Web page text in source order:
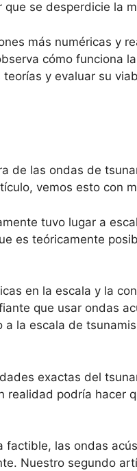
se desperdicie la
más numéricas y
cómo funciona
y evaluar su
de las ondas de
vemos esto con
tuvo lugar a
es teóricamente
en la escala y la
que usar ondas
la escala de
exactas del
realidad podría hacer
factible, las ondas
Nuestro segundo